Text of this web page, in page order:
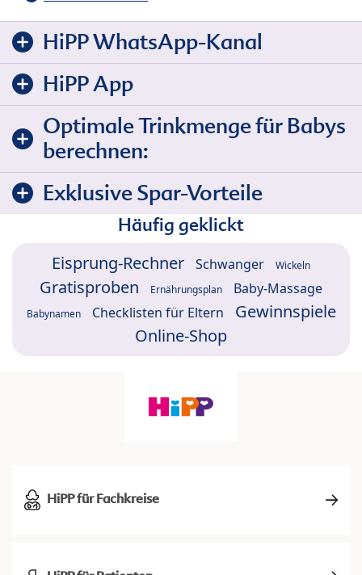
HiPP WhatsApp-Kanal
HiPP App
Optimale Trinkmenge für Babys
berechnen:
Exklusive Spar-Vorteile
Häufig geklickt
Eisprung-Rechner Schwanger Wickeln
Gratisproben Ernährungsplan Baby-Massage
Babynamen Checklisten für Eltern
Gewinnspiele
Online-Shop
HiPP für Fachkreise